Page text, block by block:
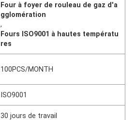
Four à foyer de rouleau de gaz d'a
gglomération
,
Fours ISO9001 à hautes températu
res
100PCS/MONTH
ISO9001
30 jours de travail